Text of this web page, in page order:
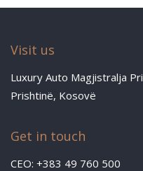
Visit us
Luxury Auto Magjistralja
Prishtinë, Kosovë
Get in touch
CEO: +383 49 760 500